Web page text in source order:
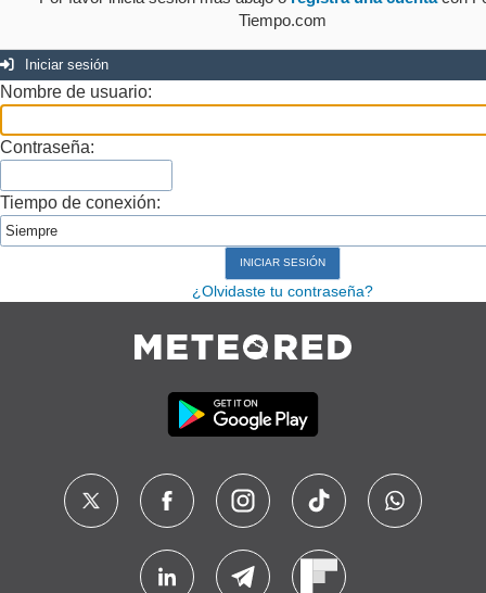
Tiempo.com
Iniciar sesión
Nombre de usuario:
Contraseña:
Tiempo de conexión:
¿Olvidaste tu contraseña?